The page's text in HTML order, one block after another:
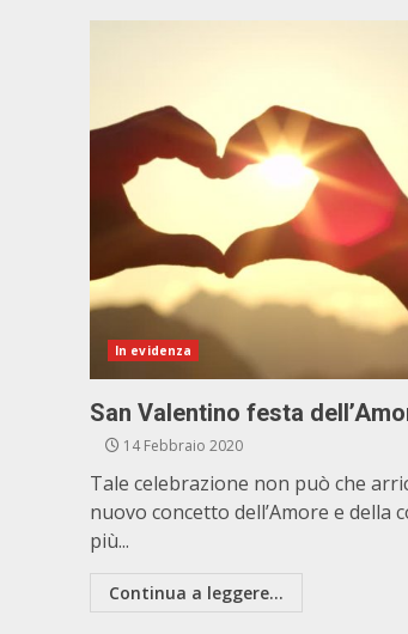
In evidenza
San Valentino festa
14 Febbraio 2020
Tale celebrazione non può che
nuovo concetto dell’Amore e della
più...
Continua a leggere...